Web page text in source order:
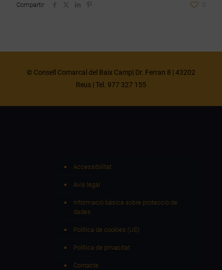
Compartir 0
© Consell Comarcal del Baix Camp| Dr. Ferran 8 | 43202
Reus | Tel. 977 327 155
Accessibilitat
Avís legal
Informació bàsica sobre protecció de
dades
Política de cookies (UE)
Política de privacitat
Contacte